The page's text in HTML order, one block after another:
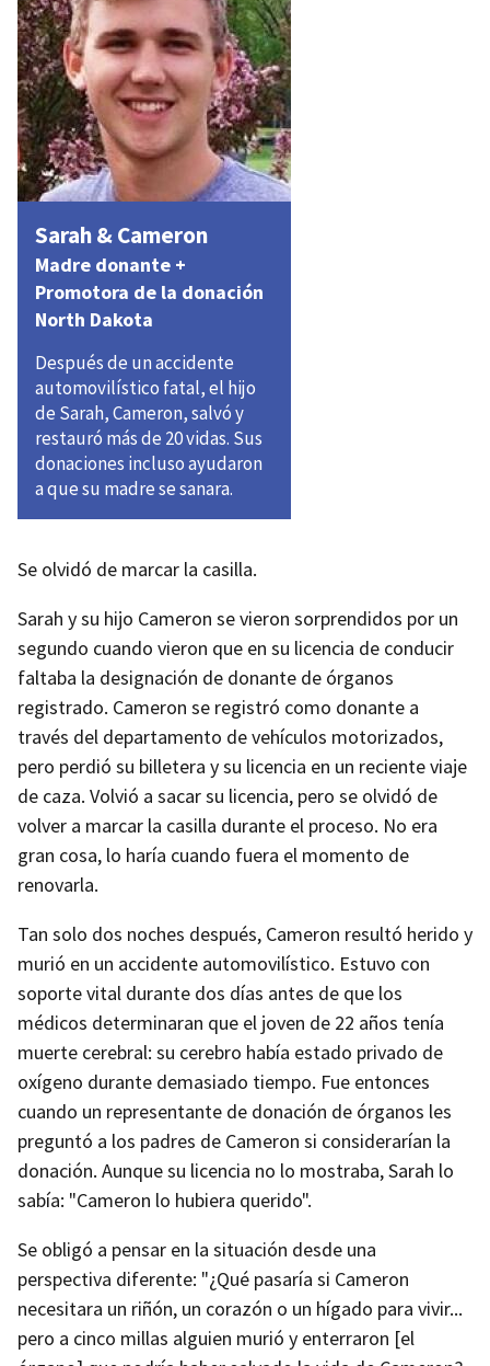
Sarah & Cameron
Madre donante +
Promotora de la donación
North Dakota
Después de un accidente
automovilístico fatal, el hijo
de Sarah, Cameron, salvó y
restauró más de 20 vidas. Sus
donaciones incluso ayudaron
a que su madre se sanara.
Se olvidó de marcar la casilla.
Sarah y su hijo Cameron se vieron sorprendidos por un
segundo cuando vieron que en su licencia de conducir
faltaba la designación de donante de órganos
registrado. Cameron se registró como donante a
través del departamento de vehículos motorizados,
pero perdió su billetera y su licencia en un reciente viaje
de caza. Volvió a sacar su licencia, pero se olvidó de
volver a marcar la casilla durante el proceso. No era
gran cosa, lo haría cuando fuera el momento de
renovarla.
Tan solo dos noches después, Cameron resultó herido y
murió en un accidente automovilístico. Estuvo con
soporte vital durante dos días antes de que los
médicos determinaran que el joven de 22 años tenía
muerte cerebral: su cerebro había estado privado de
oxígeno durante demasiado tiempo. Fue entonces
cuando un representante de donación de órganos les
preguntó a los padres de Cameron si considerarían la
donación. Aunque su licencia no lo mostraba, Sarah lo
sabía: "Cameron lo hubiera querido".
Se obligó a pensar en la situación desde una
perspectiva diferente: "¿Qué pasaría si Cameron
necesitara un riñón, un corazón o un hígado para vivir...
pero a cinco millas alguien murió y enterraron [el